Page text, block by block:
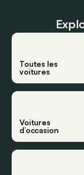
Toutes les
voitures
Voitures
d’occasion